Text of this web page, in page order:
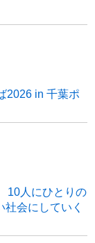
2026 in 千葉ポ
10人にひとりの
会にしていく